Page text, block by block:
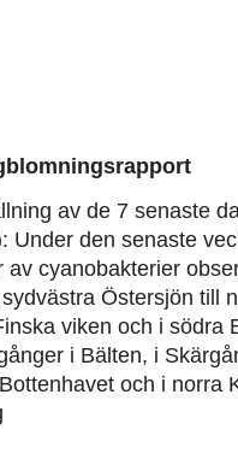
av de 7 senaste
Under den senaste
av cyanobakterier
Östersjön till
viken och i södra
i Bälten, i
och i norra